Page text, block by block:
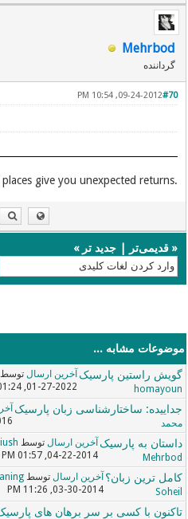
Mehrbod
گرداننده
#70
09-24-2012, 10:54 PM
.Unexpected places give you unexpected returns
«قدیمی‌تر |جدید تر »
موضوعات مشابه ...
گویش راستین پارسیک
homayoun
آخرین ارسال توسط
01-27-2022, 01:24 AM
جداییده: ساختارشناسی زبان پارسیک
محمد
PM
داستان به پارسیک
Mehrbod
آخرین ارسال توسط
04-22-2014, 01:57 PM
کامل ترین زبان؟
Soheil
آخرین ارسال توسط
03-30-2014, 11:26 PM
تاکنون با کسی بر سر برهان های